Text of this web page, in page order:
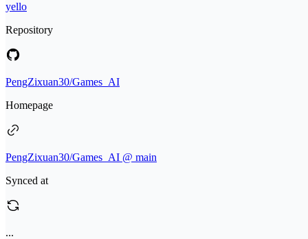
yello
Repository
PengZixuan30/Games_AI
Homepage
PengZixuan30/Games_AI @ main
Synced at
...